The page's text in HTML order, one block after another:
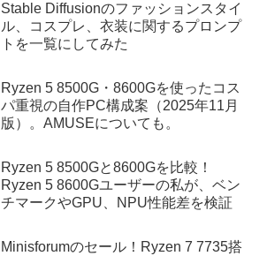
Stable Diffusionのファッションスタイ
ル、コスプレ、衣装に関するプロンプ
トを一覧にしてみた
Ryzen 5 8500G・8600Gを使ったコス
パ重視の自作PC構成案（2025年11月
版）。AMUSEについても。
Ryzen 5 8500Gと8600Gを比較！
Ryzen 5 8600Gユーザーの私が、ベン
チマークやGPU、NPU性能差を検証
Minisforumのセール！Ryzen 7 7735搭